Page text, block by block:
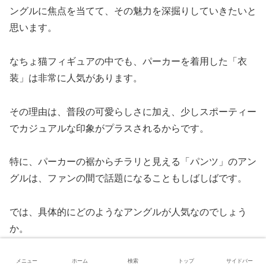
ングルに焦点を当てて、その魅力を深掘りしていきたいと
思います。
なちょ猫フィギュアの中でも、パーカーを着用した「衣
装」は非常に人気があります。
その理由は、普段の可愛らしさに加え、少しスポーティー
でカジュアルな印象がプラスされるからです。
特に、パーカーの裾からチラリと見える「パンツ」のアン
グルは、ファンの間で話題になることもしばしばです。
では、具体的にどのようなアングルが人気なのでしょう
か。
いくつか例を挙げながら、詳しく見ていきましょう。
メニュー ホーム 検索 トップ サイドバー